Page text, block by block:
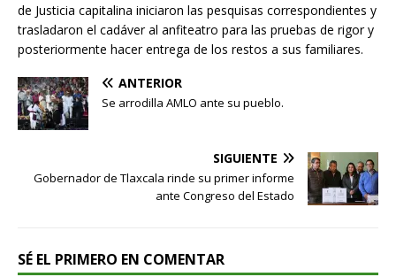
de Justicia capitalina iniciaron las pesquisas correspondientes y
trasladaron el cadáver al anfiteatro para las pruebas de rigor y
posteriormente hacer entrega de los restos a sus familiares.
ANTERIOR
Se arrodilla AMLO ante su pueblo.
SIGUIENTE
Gobernador de Tlaxcala rinde su primer informe
ante Congreso del Estado
SÉ EL PRIMERO EN COMENTAR